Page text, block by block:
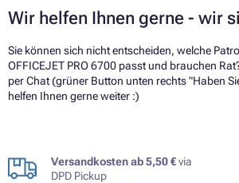
Wir helfen Ihnen gerne - wir
Sie können sich nicht entscheiden, welche
OFFICEJET PRO 6700 passt und brauchen
per Chat (grüner Button unten rechts "Haben
helfen Ihnen gerne weiter :)
Versandkosten ab 5,50 €via
DPD Pickup